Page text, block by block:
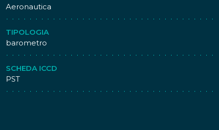
Aeronautica
TIPOLOGIA
barometro
SCHEDA ICCD
PST